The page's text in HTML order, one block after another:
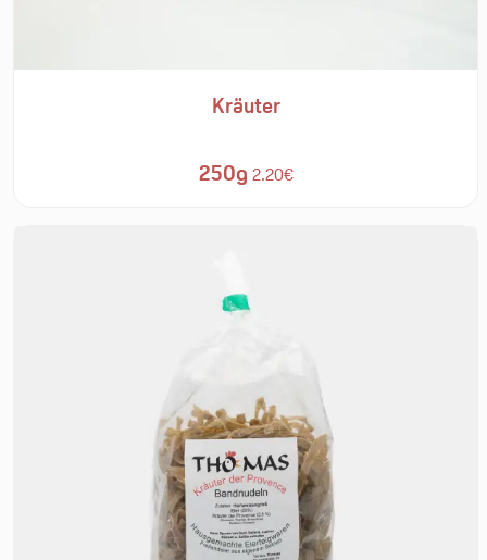
Kräuter
250g 2.20€